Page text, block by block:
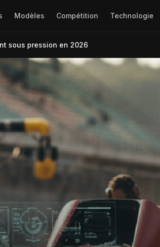
Modèles Compétition Technologie
sous pression en 2026